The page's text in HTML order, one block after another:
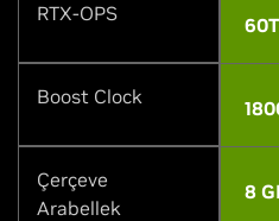
RTX-OPS 60T
Boost Clock
Çerçeve
Arabellek
8